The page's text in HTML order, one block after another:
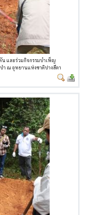
น และร่วมกิจกรรมบำเพ็ญ
า ณ อุทยานแห่งชาติปางสีดา